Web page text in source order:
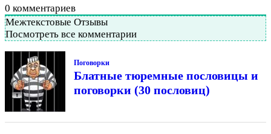
0 комментариев
Межтекстовые Отзывы
Посмотреть все комментарии
Поговорки
Блатные тюремные пословицы и
поговорки (30 пословиц)